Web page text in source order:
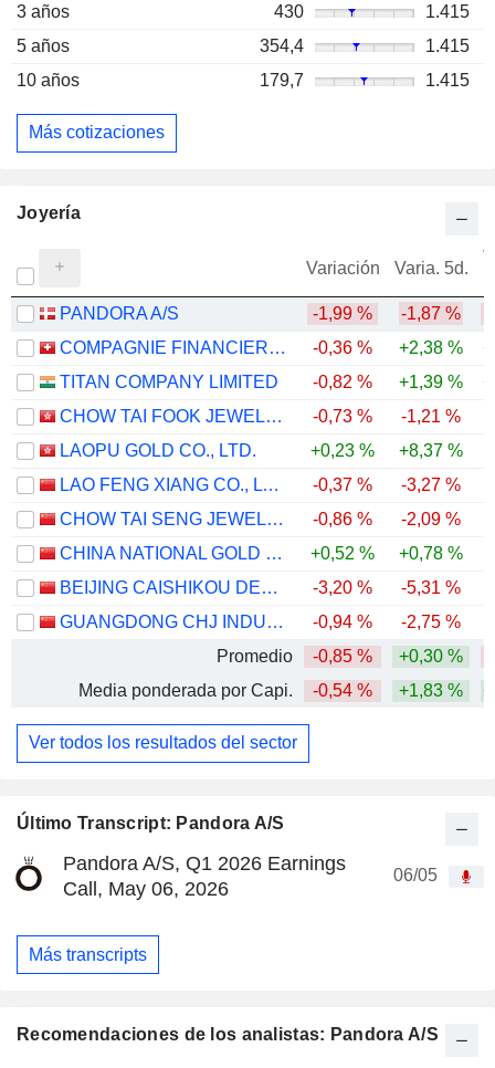
Último Transcript: Pandora A/S
Pandora A/S, Q1 2026 Earnings
Call, May 06, 2026
06/05
Más transcripts
Recomendaciones de los analistas: Pandora A/S
3 años
430
1.415
5 años
354,4
1.415
10 años
179,7 1.415
Más cotizaciones
Joyería
Variación Varia. 5d.
PANDORA A/S -1,99 % -1,87 %
COMPAGNIE FINANCIERE RICHEMONT
-0,36 % +2,38 %
TITAN COMPANY LIMITED
-0,82 % +1,39 %
CHOW TAI FOOK JEWELLERY GROUP LIMITED
-0,73 % -1,21 %
LAOPU GOLD CO., LTD.
+0,23 % +8,37 %
LAO FENG XIANG CO., LTD.
-0,37 % -3,27 %
CHOW TAI SENG JEWELLERY CO., LTD.
-0,86 % -2,09 %
CHINA NATIONAL GOLD GROUP GOLD JEWELLERY CO.,LTD.
+0,52 % +0,78 %
BEIJING CAISHIKOU DEPARTMENT STORE CO.,LTD.
-3,20 % -5,31 %
GUANGDONG CHJ INDUSTRY CO.,LTD.
-0,94 % -2,75 %
Promedio
-0,85 % +0,30 %
Media ponderada por Capi.
-0,54 % +1,83 %
Ver todos los resultados del sector